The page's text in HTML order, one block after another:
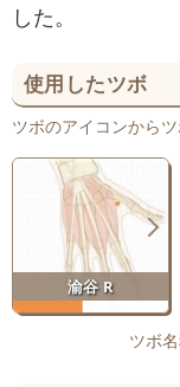
した。
使用したツボ
ツボのアイコンから
渝谷 R
ツボ